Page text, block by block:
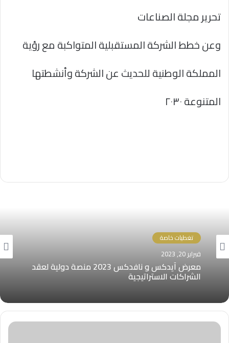
تحرير مجلة الصناعات
وعن خطط الشركة المستقبلية المتواكبة مع رؤية
المملكة الوطنية للحديث عن الشركة وأنشطتها
المتنوعة ٢٠٣٠
تغطيات خاصة
فبراير 20, 2023
معرض آيدكس و نافدكس 2023 منصة دولية لعقد
الشراكات الاستراتيجية